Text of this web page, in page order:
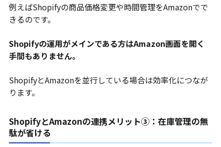
例えばShopifyの商品価格変更や時間管理をAmazonでで
きるのです。
Shopifyの運用がメインである方はAmazon画面を開く
手間もありません。
ShopifyとAmazonを並行している場合は効率化につなが
ります。
ShopifyとAmazonの連携メリット③：在庫管理の無
駄が省ける